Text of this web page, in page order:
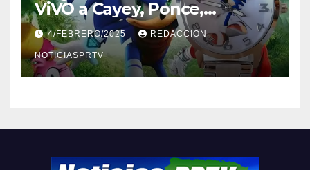
ViVO a Cayey, Ponce,
Barceloneta y Humacao,
Relojes gratis para el que
compre ahora….
4/FEBRERO/2025 REDACCION
NOTICIASPRTV